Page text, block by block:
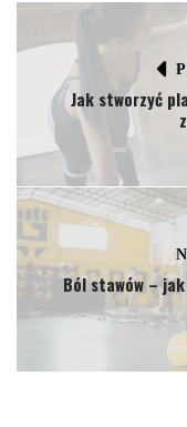
Jak stworzyć
Ból stawów –